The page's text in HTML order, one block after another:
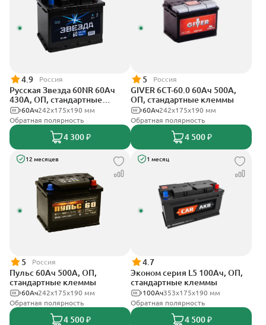
4.9 Россия
Русская Звезда 60NR 60Ач
430А, ОП, стандартные
клеммы242x175x190 мм
60Ач
Обратная полярность
4 300 ₽
5 Россия
GIVER 6СТ-60.0 60Ач 500А,
ОП, стандартные клеммы
242х175х190 мм
60Ач
Обратная полярность
4 500 ₽
12 месяцев
5 Россия
Пульс 60Ач 500А, ОП,
стандартные клеммы
242x175x190 мм
60Ач
Обратная полярность
4 500 ₽
1 месяц
4.7
Эконом серия L5 100Ач, ОП,
стандартные клеммы
353х175х190 мм
100Ач
Обратная полярность
4 500 ₽